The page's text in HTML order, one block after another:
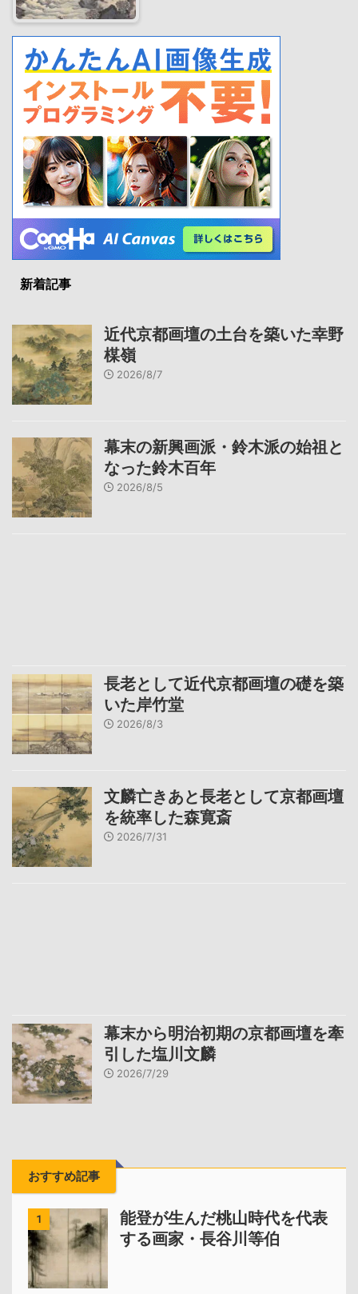
新着記事
近代京都画壇の土台を築いた幸野
楳嶺
2026/8/7
幕末の新興画派・鈴木派の始祖と
なった鈴木百年
2026/8/5
長老として近代京都画壇の礎を築
いた岸竹堂
2026/8/3
文麟亡きあと長老として京都画壇
を統率した森寛斎
2026/7/31
幕末から明治初期の京都画壇を牽
引した塩川文麟
2026/7/29
おすすめ記事
1
能登が生んだ桃山時代を代表
する画家・長谷川等伯